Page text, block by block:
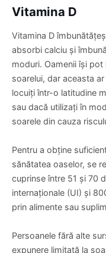
Vitamina D
Vitamina D
absorbi calciu și
moduri. Oamenii își pot
soarelui, dar aceasta
locuiți într-o latitudine
sau dacă utilizați în
soarele din cauza
Pentru a obține
sănătatea oaselor, se
cuprinse între 51 și 70
internaționale (UI) și
prin alimente sau
Persoanele fără alte
expunere limitată la